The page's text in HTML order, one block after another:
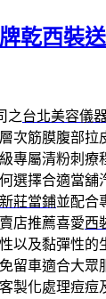
乾西裝
之台北美容儀
次筋膜腹部拉
專屬清粉刺療
選擇合適當舖
新莊當鋪並配合
店推薦喜愛西
以及黏彈性的
留車適合大眾
製化處理痘